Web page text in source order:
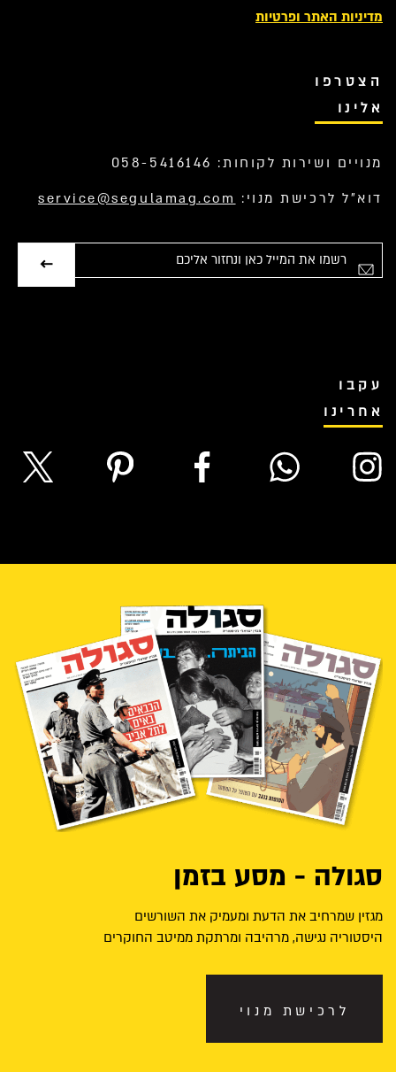
מדיניות האתר ופרטיות
הצטרפו
אלינו
מנויים ושירות לקוחות: 058-5416146
דוא”ל לרכישת מנוי:service@segulamag.com
אימייל
עקבו
אחרינו
סגולה - מסע בזמן
מגזין שמרחיב את הדעת ומעמיק את השורשים
היסטוריה נגישה, מרהיבה ומרתקת ממיטב החוקרים
לרכישת מנוי